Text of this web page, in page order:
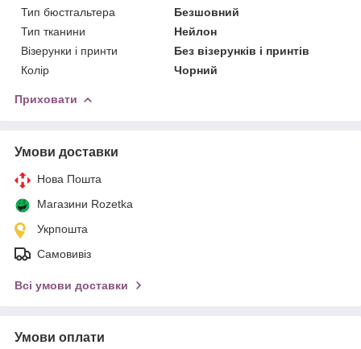
Тип бюстгальтера
Безшовний
Тип тканини
Нейлон
Візерунки і принти
Без візерунків і принтів
Колір
Чорний
Приховати
Умови доставки
Нова Пошта
Магазини Rozetka
Укрпошта
Самовивіз
Всі умови доставки
Умови оплати